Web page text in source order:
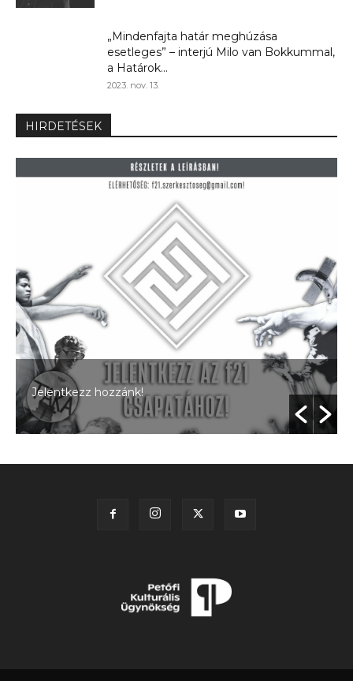
„Mindenfajta határ meghúzása
esetleges” – interjú Milo van Bokkummal,
a Határok...
2023. nov. 13.
HIRDETÉSEK
Jelentkezz hozzánk!